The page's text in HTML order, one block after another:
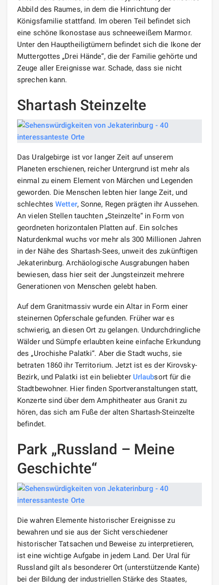
Abbild des Raumes, in dem die Hinrichtung der
Königsfamilie stattfand. Im oberen Teil befindet sich
eine schöne Ikonostase aus schneeweißem Marmor.
Unter den Hauptheiligtümern befindet sich die Ikone der
Muttergottes „Drei Hände“, die der Familie gehörte und
Zeuge aller Ereignisse war. Schade, dass sie nicht
sprechen kann.
Shartash Steinzelte
Das Uralgebirge ist vor langer Zeit auf unserem
Planeten erschienen, reicher Untergrund ist mehr als
einmal zu einem Element von Märchen und Legenden
geworden. Die Menschen lebten hier lange Zeit, und
schlechtesWetter, Sonne, Regen prägten ihr Aussehen.
An vielen Stellen tauchten „Steinzelte“ in Form von
geordneten horizontalen Platten auf. Ein solches
Naturdenkmal wuchs vor mehr als 300 Millionen Jahren
in der Nähe des Shartash-Sees, unweit des zukünftigen
Jekaterinburg. Archäologische Ausgrabungen haben
bewiesen, dass hier seit der Jungsteinzeit mehrere
Generationen von Menschen gelebt haben.
Auf dem Granitmassiv wurde ein Altar in Form einer
steinernen Opferschale gefunden. Früher war es
schwierig, an diesen Ort zu gelangen. Undurchdringliche
Wälder und Sümpfe erlaubten keine einfache Erkundung
des „Urochishe Palatki“. Aber die Stadt wuchs, sie
betraten 1860 ihr Territorium. Jetzt ist es der Kirovsky-
Bezirk, und Palatki ist ein beliebter Urlaubsort für die
Stadtbewohner. Hier finden Sportveranstaltungen statt,
Konzerte sind über dem Amphitheater aus Granit zu
hören, das sich am Fuße der alten Shartash-Steinzelte
befindet.
Park „Russland – Meine
Geschichte“
Die wahren Elemente historischer Ereignisse zu
bewahren und sie aus der Sicht verschiedener
historischer Tatsachen und Beweise zu interpretieren,
ist eine wichtige Aufgabe in jedem Land. Der Ural für
Russland gilt als besonderer Ort (unterstützende Kante)
bei der Bildung der industriellen Stärke des Staates,